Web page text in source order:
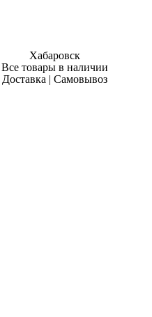
Хабаровск
Все товары в наличии
Доставка | Самовывоз